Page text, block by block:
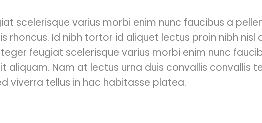
scelerisque varius morbi enim nunc faucibus a
rhoncus. Id nibh tortor id aliquet lectus proin nibh nisl
feugiat scelerisque varius morbi enim nunc
Nam at lectus urna duis convallis convallis
viverra tellus in hac habitasse platea.